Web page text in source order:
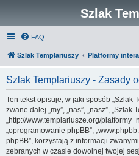
Szlak
FAQ
Szlak Templariuszy Platformy
Szlak Templariuszy - Zasady
Ten tekst opisuje, w jaki sposób „Szlak
zwane dalej „my”, „nas”, „nasz”, „Szlak
„http://www.templariusze.org/
„oprogramowanie phpBB”,
phpBB”, korzystają z informacji
zebranych w czasie dowolnej twojej